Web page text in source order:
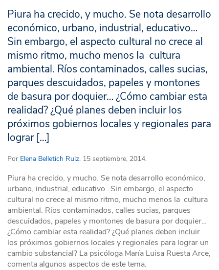
Piura ha crecido, y mucho. Se nota desarrollo
económico, urbano, industrial, educativo…
Sin embargo, el aspecto cultural no crece al
mismo ritmo, mucho menos la cultura
ambiental. Ríos contaminados, calles sucias,
parques descuidados, papeles y montones
de basura por doquier… ¿Cómo cambiar esta
realidad? ¿Qué planes deben incluir los
próximos gobiernos locales y regionales para
lograr […]
Por Elena Belletich Ruiz. 15 septiembre, 2014.
Piura ha crecido, y mucho. Se nota desarrollo económico,
urbano, industrial, educativo…Sin embargo, el aspecto
cultural no crece al mismo ritmo, mucho menos la cultura
ambiental. Ríos contaminados, calles sucias, parques
descuidados, papeles y montones de basura por doquier…
¿Cómo cambiar esta realidad? ¿Qué planes deben incluir
los próximos gobiernos locales y regionales para lograr un
cambio substancial? La psicóloga María Luisa Ruesta Arce,
comenta algunos aspectos de este tema.